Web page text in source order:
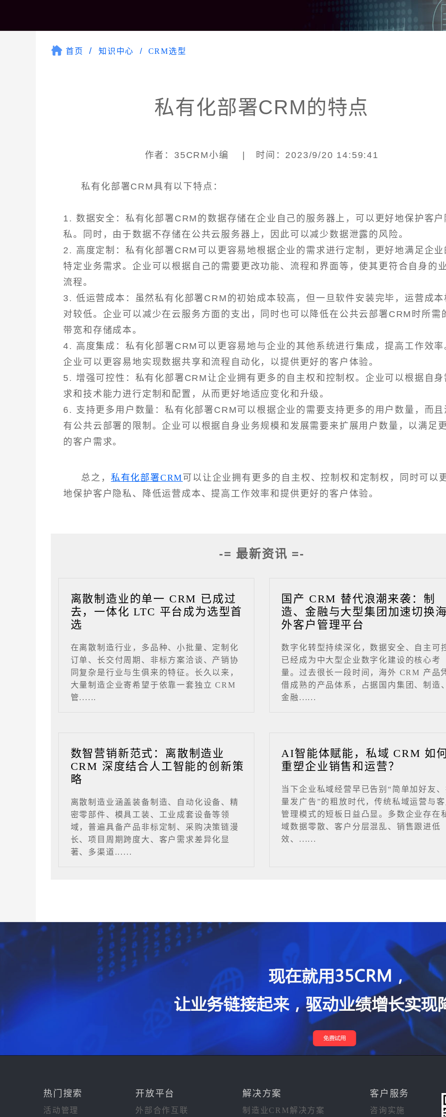
首页 知识中心 CRM选型
私有化部署CRM的特点
作者：35CRM小编 | 时间：2023/9/20 14:59:41
私有化部署CRM具有以下特点：
1. 数据安全：私有化部署CRM的数据存储在企业自己的服务器上，可以更好地保护客户
私。同时，由于数据不存储在公共云服务器上，因此可以减少数据泄露的风险。
2. 高度定制：私有化部署CRM可以更容易地根据企业的需求进行定制，更好地满足企业
特定业务需求。企业可以根据自己的需要更改功能、流程和界面等，使其更符合自身的
流程。
3. 低运营成本：虽然私有化部署CRM的初始成本较高，但一旦软件安装完毕，运营成本
对较低。企业可以减少在云服务方面的支出，同时也可以降低在公共云部署CRM时所需
带宽和存储成本。
4. 高度集成：私有化部署CRM可以更容易地与企业的其他系统进行集成，提高工作效率
企业可以更容易地实现数据共享和流程自动化，以提供更好的客户体验。
5. 增强可控性：私有化部署CRM让企业拥有更多的自主权和控制权。企业可以根据自身
求和技术能力进行定制和配置，从而更好地适应变化和升级。
6. 支持更多用户数量：私有化部署CRM可以根据企业的需要支持更多的用户数量，而且
有公共云部署的限制。企业可以根据自身业务规模和发展需要来扩展用户数量，以满足
的客户需求。
总之， 私有化部署CRM可以让企业拥有更多的自主权、控制权和定制权，同时可以
地保护客户隐私、降低运营成本、提高工作效率和提供更好的客户体验。
-= 最新资讯 =-
离散制造业的单一 CRM 已成过
去，一体化 LTC 平台成为选型首
选
在离散制造行业，多品种、小批量、定制化
订单、长交付周期、非标方案洽谈、产销协
同复杂是行业与生俱来的特征。长久以来，
大量制造企业寄希望于依靠一套独立 CRM
管......
国产 CRM 替代浪潮来袭：制
造、金融与大型集团加速切换海
外客户管理平台
数字化转型持续深化，数据安全、自主可
已经成为中大型企业数字化建设的核心考
量。过去很长一段时间，海外 CRM 产品
借成熟的产品体系，占据国内集团、制造、
金融......
数智营销新范式：离散制造业
CRM 深度结合人工智能的创新策
略
离散制造业涵盖装备制造、自动化设备、精
密零部件、模具工装、工业成套设备等领
域，普遍具备产品非标定制、采购决策链漫
长、项目周期跨度大、客户需求差异化显
著、多渠道......
AI智能体赋能，私域 CRM 如
重塑企业销售和运营？
当下企业私域经营早已告别“简单加好友
量发广告”的粗放时代，传统私域运营与客
管理模式的短板日益凸显。多数企业存在
域数据零散、客户分层混乱、销售跟进低
效、......
热门搜索 开放平台
活动管理 外部合作互联
解决方案 客户服务
制造业CRM解决方案 咨询实施